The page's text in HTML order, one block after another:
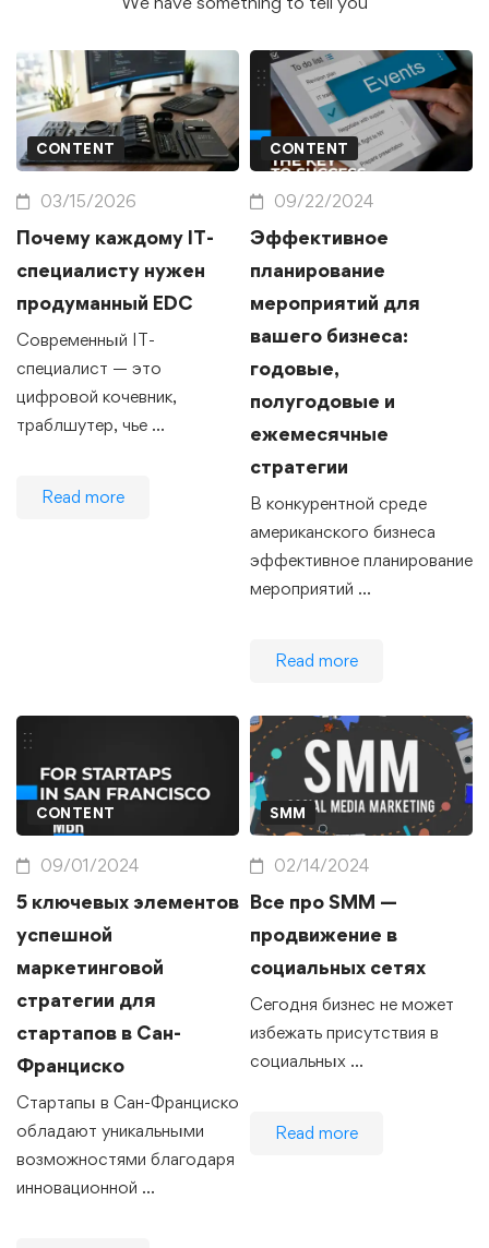
CONTENT
03/15/2026
Почему каждому IT-
специалисту нужен
продуманный EDC
Современный IT-
специалист — это
цифровой кочевник,
траблшутер, чье …
Read more
CONTENT
09/22/2024
Эффективное
планирование
мероприятий для
вашего бизнеса:
годовые,
полугодовые и
ежемесячные
стратегии
В конкурентной среде
американского бизнеса
эффективное планирование
мероприятий …
Read more
CONTENT
09/01/2024
5 ключевых элементов
успешной
маркетинговой
стратегии для
стартапов в Сан-
Франциско
Стартапы в Сан-Франциско
обладают уникальными
возможностями благодаря
инновационной …
SMM
02/14/2024
Все про SMM —
продвижение в
социальных сетях
Сегодня бизнес не может
избежать присутствия в
социальных …
Read more